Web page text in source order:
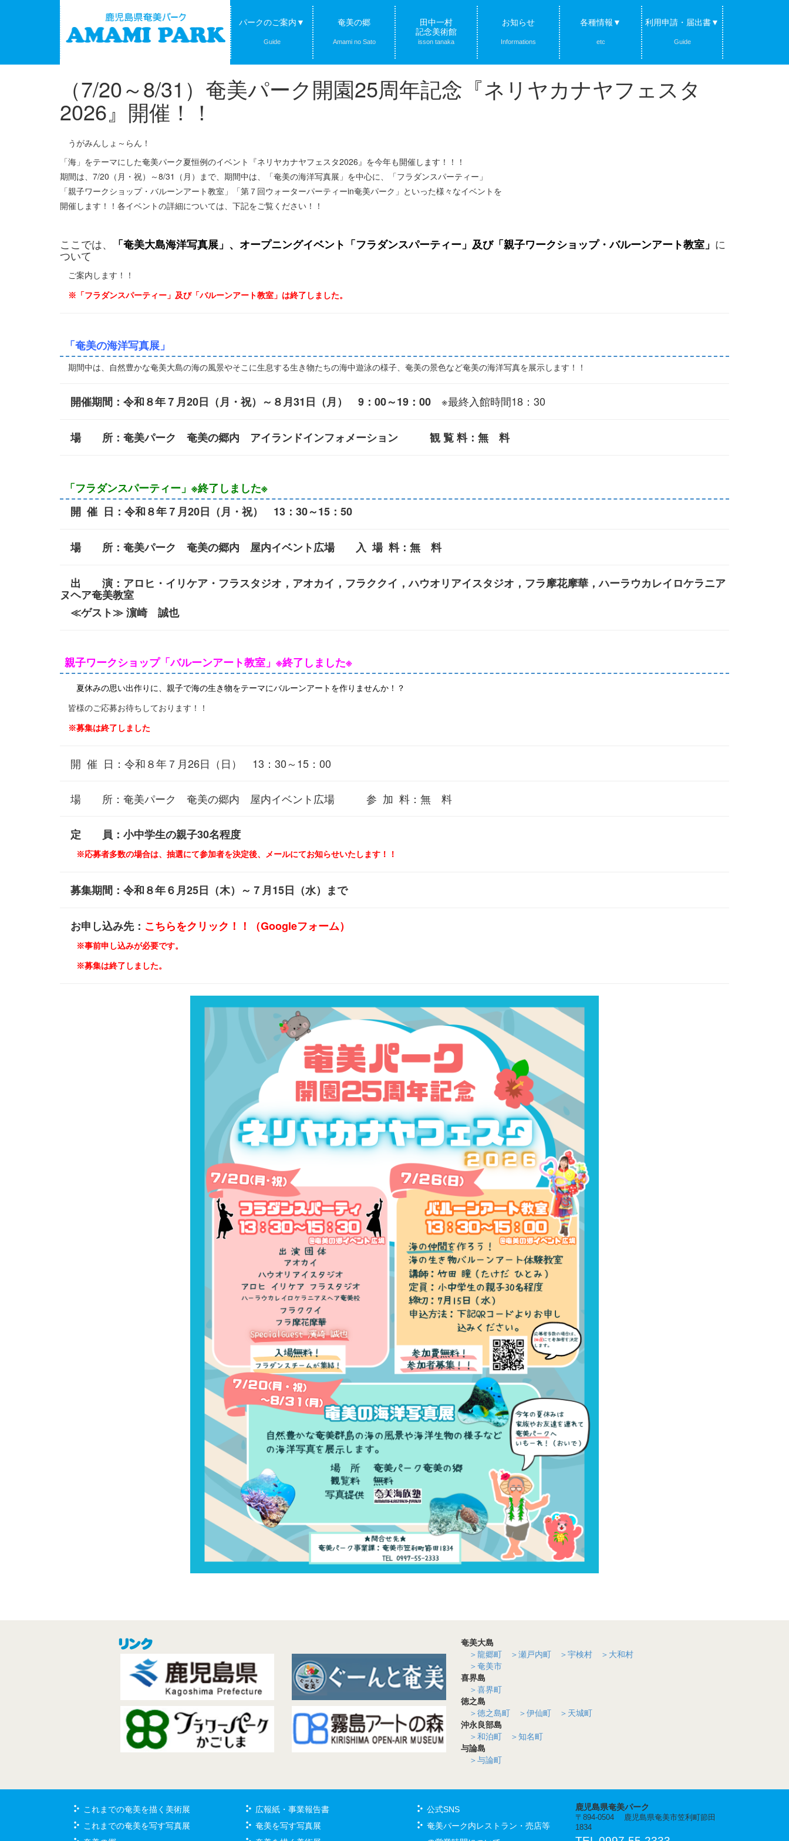
パークのご案内▼
Guide
奄美の郷
Amami no Sato
田中一村
記念美術館
isson tanaka
お知らせ
Informations
各種情報▼
etc
利用申請・届出書▼
Guide
（7/20～8/31）奄美パーク開園25周年記念『ネリヤカナヤフェスタ
2026』開催！！
うがみんしょ～らん！
「海」をテーマにした奄美パーク夏恒例のイベント『ネリヤカナヤフェスタ2026』を今年も開催します！！！
期間は、7/20（月・祝）～8/31（月）まで、期間中は、「奄美の海洋写真展」を中心に、「フラダンスパーティー」
「親子ワークショップ・バルーンアート教室」「第７回ウォーターパーティーin奄美パーク」といった様々なイベントを
開催します！！各イベントの詳細については、下記をご覧ください！！
ここでは、 「奄美大島海洋写真展」、オープニングイベント「フラダンスパーティー」及び「親子ワークショップ・バルーンアート教室」 に
ついて
ご案内します！！
※「フラダンスパーティー」及び「バルーンアート教室」は終了しました。
「奄美の海洋写真展」
期間中は、自然豊かな奄美大島の海の風景やそこに生息する生き物たちの海中遊泳の様子、奄美の景色など奄美の海洋写真を展示します！！
開催期間：令和８年７月20日（月・祝）～８月31日（月） 9：00～19：00 ※最終入館時間18：30
場 所：奄美パーク 奄美の郷内 アイランドインフォメーション 観 覧 料：無 料
「フラダンスパーティー」※終了しました※
開 催 日：令和８年７月20日（月・祝） 13：30～15：50
場 所：奄美パーク 奄美の郷内 屋内イベント広場 入 場 料：無 料
出 演：アロヒ・イリケア・フラスタジオ，アオカイ，フラククイ，ハウオリアイスタジオ，フラ摩花摩華，ハーラウカレイロケラニア
ヌヘア奄美教室
≪ゲスト≫ 濵崎 誠也
親子ワークショップ「バルーンアート教室」※終了しました※
夏休みの思い出作りに、親子で海の生き物をテーマにバルーンアートを作りませんか！？
皆様のご応募お待ちしております！！
※募集は終了しました
開 催 日：令和８年７月26日（日） 13：30～15：00
場 所：奄美パーク 奄美の郷内 屋内イベント広場 参 加 料：無 料
定 員：小中学生の親子30名程度
※応募者多数の場合は、抽選にて参加者を決定後、メールにてお知らせいたします！！
募集期間：令和８年６月25日（木）～７月15日（水）まで
お申し込み先： こちらをクリック！！（Googleフォーム）
※事前申し込みが必要です。
※募集は終了しました。
奄美大島
＞龍郷町
＞瀬戸内町 ＞宇検村
＞大和村
＞奄美市
喜界島
＞喜界町
徳之島
＞徳之島町
＞伊仙町
＞天城町
沖永良部島
＞和泊町
＞知名町
与論島
＞与論町
これまでの奄美を描く美術展
これまでの奄美を写す写真展
広報紙・事業報告書
奄美を写す写真展
公式SNS
奄美パーク内レストラン・売店等
鹿児島県奄美パーク
〒894-0504 鹿児島県奄美市笠利町節田
1834